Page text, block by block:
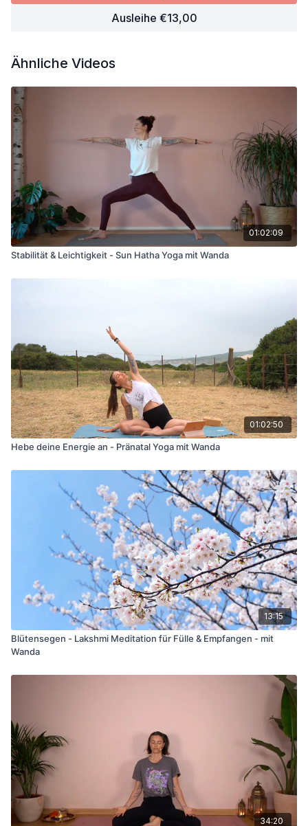
Ausleihe €13,00
Ähnliche Videos
01:02:09
Stabilität & Leichtigkeit - Sun Hatha Yoga mit Wanda
01:02:50
Hebe deine Energie an - Pränatal Yoga mit Wanda
13:15
Blütensegen - Lakshmi Meditation für Fülle & Empfangen - mit
Wanda
34:20